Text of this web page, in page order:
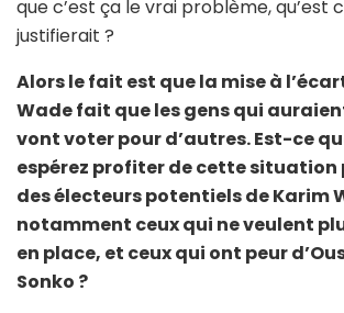
que c’est ça le vrai problème, qu’est
justifierait ?
Alors le fait est que la mise à
Wade fait que les gens qui
vont voter pour d’autres. Est-ce
espérez profiter de cette
des électeurs potentiels de Karim
notamment ceux qui ne veulent
en place, et ceux qui ont peur
Sonko ?